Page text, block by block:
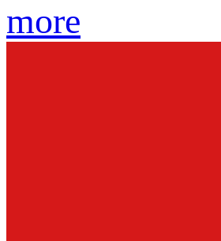
more